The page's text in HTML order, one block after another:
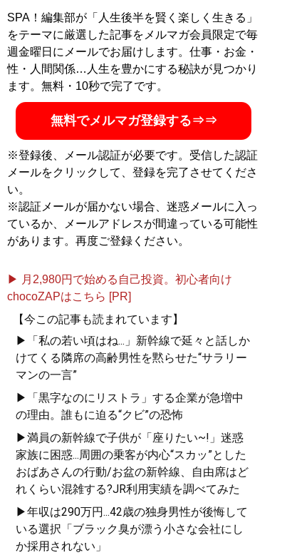
SPA！編集部が「人生後半を賢く楽しく生きる」
をテーマに厳選した記事をメルマガ会員限定で毎
週金曜日にメールでお届けします。仕事・お金・
性・人間関係…人生を豊かにする秘訣が見つかり
ます。無料・10秒で完了です。
無料でメルマガ登録する⇒⇒
※登録後、メール認証が必要です。受信した認証
メールをクリックして、登録を完了させてくださ
い。
※認証メールが届かない場合、迷惑メールに入っ
ているか、メールアドレスが間違っている可能性
があります。再度ご登録ください。
▶ 月2,980円で始める自己投資。初心者向け
chocoZAPはこちら [PR]
【今この記事も読まれています】
▶「私の若い頃はね...」新幹線で延々と話しか
けてくる隣席の高齢男性を黙らせた“サラリー
マンの一言”
▶「黒字なのにリストラ」する企業が急増中
の理由。誰もに迫る“クビ”の恐怖
▶満員の新幹線で子供が「座りたい~!」迷惑
家族に困惑...周囲の乗客が内心“スカッ”とした
おばあさんの行動/お盆の新幹線、自由席はど
れくらい混雑する?JR利用実績を調べてみた
▶年収は290万円...42歳の独身男性が後悔して
いる選択「ブラック臭が漂う小さな会社にし
か採用されない」